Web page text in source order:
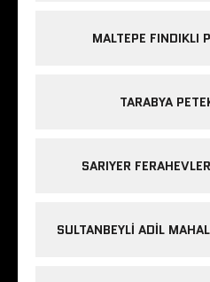
MALTEPE FINDIKLI
TARABYA
SARIYER
SULTANBEYLI ADIL